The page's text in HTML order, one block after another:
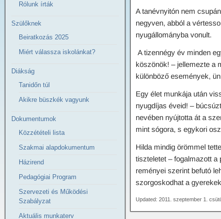
A tanévnyitón nem
negyven, abból a
nyugállományba vonult.
A tizennégy év minden
köszönök! – jellemezte a
különböző események,
Egy élet munkája után
nyugdíjas éveid! –
nevében nyújtotta át a
mint sógora, s egykori
Hilda mindig örömmel
tiszteletet – fogalmazott a
reményei szerint befutó
szorgoskodhat a
Updated: 2011. szeptember 1.
Rólunk írták
Szülőknek
Beiratkozás 2025
Miért válassza iskolánkat?
Diákság
Tanidőn túl
Akikre büszkék vagyunk
Dokumentumok
Közzétételi lista
Szakmai alapdokumentum
Házirend
Pedagógiai Program
Szervezeti és Működési
Szabályzat
Aktuális munkaterv